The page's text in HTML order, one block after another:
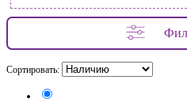
Сортировать: